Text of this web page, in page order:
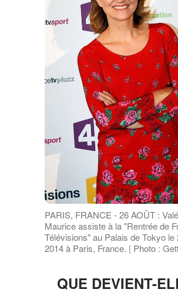
PARIS, FRANCE - 26 AOÛT :
Maurice assiste à la "Rentrée de
Télévisions" au Palais de Tokyo le
2014 à Paris, France. | Photo :
QUE DEVIENT-